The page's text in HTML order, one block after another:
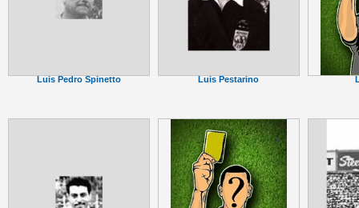
Luis Pedro Spinetto Luis Pestarino